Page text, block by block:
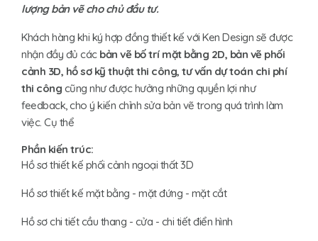
lượng bản vẽ cho chủ đầu tư.
Khách hàng khi ký hợp đồng thiết kế với Ken Design sẽ được
nhận đầy đủ các bản vẽ bố trí mặt bằng 2D, bản vẽ phối
cảnh 3D, hồ sơ kỹ thuật thi công, tư vấn dự toán chi phí
thi công cũng như được hưởng những quyền lợi như
feedback, cho ý kiến chỉnh sửa bản vẽ trong quá trình làm
việc. Cụ thể
Phần kiến trúc:
Hồ sơ thiết kế phối cảnh ngoại thất 3D
Hồ sơ thiết kế mặt bằng - mặt đứng - mặt cắt
Hồ sơ chi tiết cầu thang - cửa - chi tiết điển hình